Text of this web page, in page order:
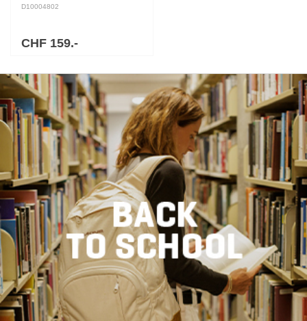
D10004802
CHF 159.-